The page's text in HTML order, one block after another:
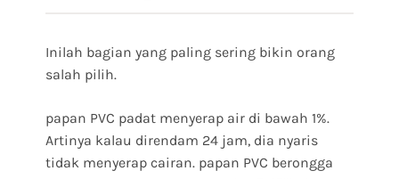
Inilah bagian yang paling sering bikin orang
salah pilih.
papan PVC padat menyerap air di bawah 1%.
Artinya kalau direndam 24 jam, dia nyaris
tidak menyerap cairan. papan PVC berongga